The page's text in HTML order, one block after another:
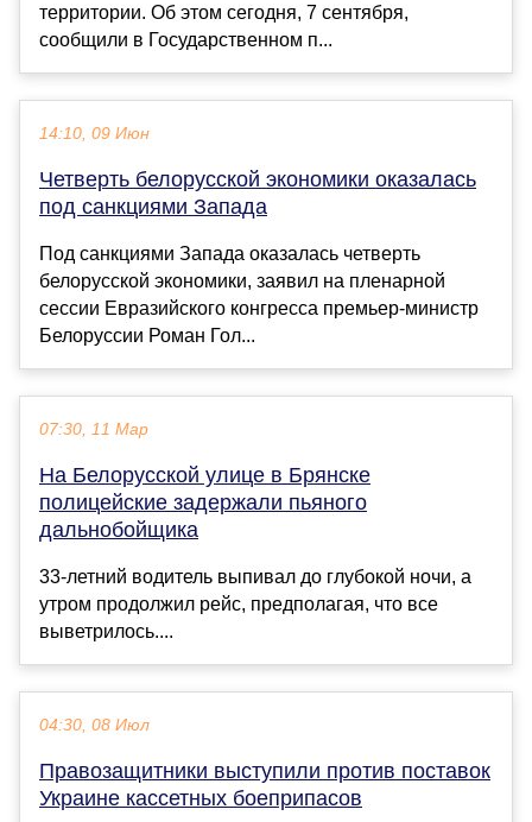
территории. Об этом сегодня, 7 сентября,
сообщили в Государственном п...
14:10, 09 Июн
Четверть белорусской экономики оказалась
под санкциями Запада
Под санкциями Запада оказалась четверть
белорусской экономики, заявил на пленарной
сессии Евразийского конгресса премьер-министр
Белоруссии Роман Гол...
07:30, 11 Мар
На Белорусской улице в Брянске
полицейские задержали пьяного
дальнобойщика
33-летний водитель выпивал до глубокой ночи, а
утром продолжил рейс, предполагая, что все
выветрилось....
04:30, 08 Июл
Правозащитники выступили против поставок
Украине кассетных боеприпасов